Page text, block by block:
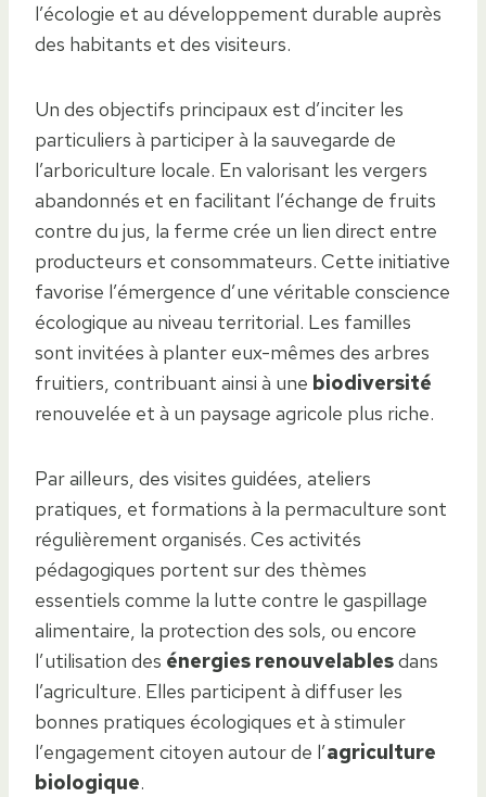
l’écologie et au développement durable auprès
des habitants et des visiteurs.
Un des objectifs principaux est d’inciter les
particuliers à participer à la sauvegarde de
l’arboriculture locale. En valorisant les vergers
abandonnés et en facilitant l’échange de fruits
contre du jus, la ferme crée un lien direct entre
producteurs et consommateurs. Cette initiative
favorise l’émergence d’une véritable conscience
écologique au niveau territorial. Les familles
sont invitées à planter eux-mêmes des arbres
fruitiers, contribuant ainsi à une biodiversité
renouvelée et à un paysage agricole plus riche.
Par ailleurs, des visites guidées, ateliers
pratiques, et formations à la permaculture sont
régulièrement organisés. Ces activités
pédagogiques portent sur des thèmes
essentiels comme la lutte contre le gaspillage
alimentaire, la protection des sols, ou encore
l’utilisation des énergies renouvelablesdans
l’agriculture. Elles participent à diffuser les
bonnes pratiques écologiques et à stimuler
l’engagement citoyen autour de l’agriculture
biologique.